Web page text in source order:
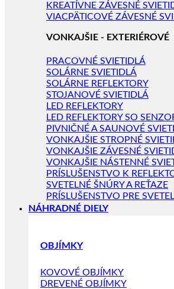
KREATÍVNE ZÁVESNÉ
VIACPÄTICOVÉ ZÁVESNÉ
VONKAJŠIE - EXTERIÉROVÉ
PRACOVNÉ SVIETIDLÁ
SOLÁRNE SVIETIDLÁ
SOLÁRNE REFLEKTORY
STOJANOVÉ SVIETIDLÁ
LED REFLEKTORY
LED REFLEKTORY SO
PIVNIČNÉ A SAUNOVÉ
VONKAJŠIE STROPNÉ
VONKAJŠIE ZÁVESNÉ
VONKAJŠIE NÁSTENNÉ
PRÍSLUŠENSTVO K
SVETELNÉ ŠNÚRY A REŤAZE
PRÍSLUŠENSTVO PRE
NÁHRADNÉ DIELY
OBJÍMKY
KOVOVÉ OBJÍMKY
DREVENÉ OBJÍMKY